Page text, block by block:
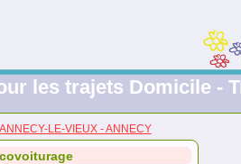
les trajets Domicile -
LE-VIEUX - ANNECY